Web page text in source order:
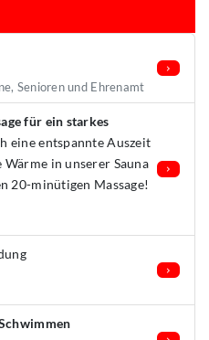
Senioren und Ehrenamt
für ein starkes
eine entspannte Auszeit
in unserer Sauna
20-minütigen Massage!